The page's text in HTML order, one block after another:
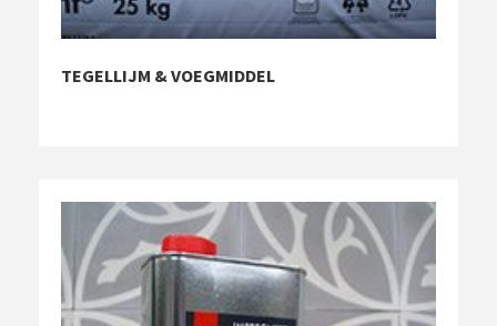
TEGELLIJM & VOEGMIDDEL